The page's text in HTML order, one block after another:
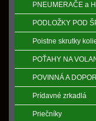
PNEUMERAČE a
PODLOŽKY POD
Poistne skrutky
POŤAHY NA
POVINNÁ A
Prídavné zrkadlá
Priečníky